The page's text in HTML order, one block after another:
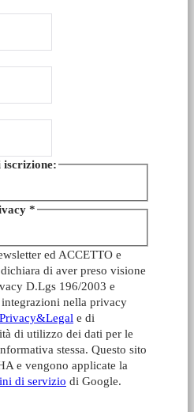
iscrizione:
*
ed ACCETTO e
di aver preso visione
D.Lgs 196/2003 e
nella privacy
Privacy&Legal e di
di utilizzo dei dati per le
stessa. Questo sito
e vengono applicate la
di servizio di Google.